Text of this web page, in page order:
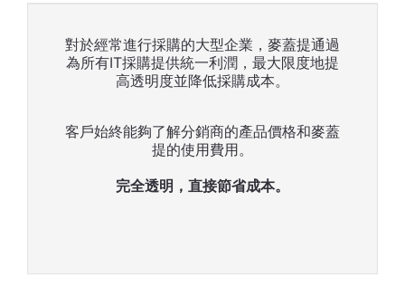
對於經常進行採購的大型企業，麥蓋提通過
為所有IT採購提供統一利潤，最大限度地提
高透明度並降低採購成本。
客戶始終能夠了解分銷商的產品價格和麥蓋
提的使用費用。
完全透明，直接節省成本。